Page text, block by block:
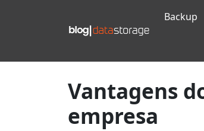
Backup
Vantagens
empresa